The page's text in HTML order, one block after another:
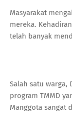
Masyarakat
mereka.
telah banyak
Salah satu warga,
program TMMD
Manggota sangat